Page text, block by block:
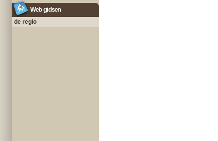
Web gidsen
de regio